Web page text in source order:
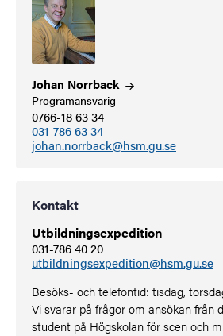
Johan Norrback
Programansvarig
0766-18 63 34
031-786 63 34
johan.norrback@hsm.gu.se
Kontakt
Utbildningsexpedition
031-786 40 20
utbildningsexpedition@hsm.gu.se
Besöks- och telefontid: tisdag,
Vi svarar på frågor om ansökan från
student på Högskolan för scen och